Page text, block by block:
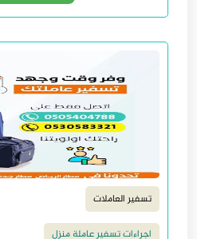
تسفير العاملات
اجراءات تسفير عاملة منزل